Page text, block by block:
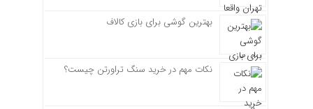
بهترین گوشی برای بازی کالاف
نکات مهم در خرید سنگ تراورتن چیست؟